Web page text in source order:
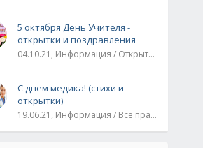
5 октября День Учителя -
открытки и поздравления
04.10.21, Информация / Открытки / Все праздники
С днем медика! (стихи и
открытки)
19.06.21, Информация / Все праздники